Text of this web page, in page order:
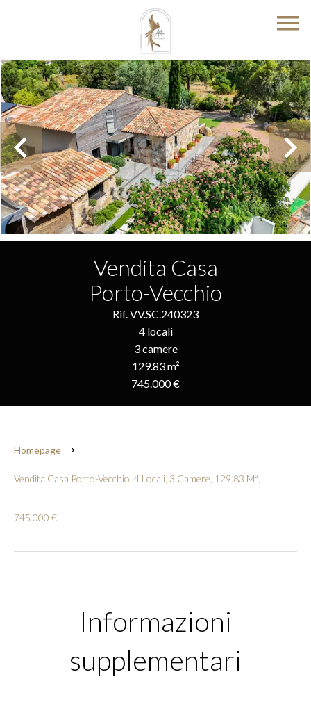
Vendita Casa
Porto-Vecchio
Rif. VV.SC.240323
4 locali
3 camere
129.83 m²
745.000 €
Homepage
Vendita Casa Porto-Vecchio, 4 Locali, 3 Camere, 129.83 M²,
745.000 €
Informazioni
supplementari